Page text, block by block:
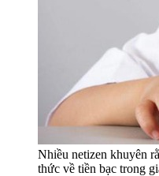
Nhiều netizen khuyên
thức về tiền bạc trong